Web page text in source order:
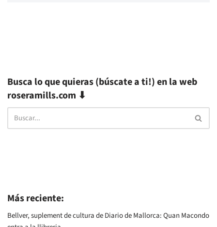
Busca lo que quieras (búscate a ti!) en la web
roseramills.com ⬇
Más reciente:
Bellver, suplement de cultura de Diario de Mallorca: Quan Macondo